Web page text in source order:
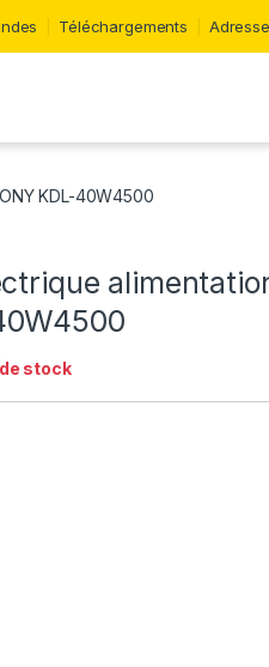
Téléchargements
KDL-40W4500
stock